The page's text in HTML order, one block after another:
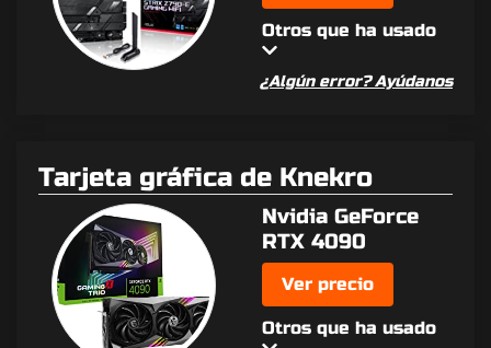
Otros que ha usado
¿Algún error? Ayúdanos
Tarjeta gráfica de Knekro
Nvidia GeForce
RTX 4090
Ver precio
Otros que ha usado